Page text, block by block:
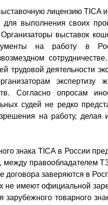
лицензию TICA
выполнения своих
Организаторы выставок
на работу в
трудовой деятельности
Согласно опросам
судей не редко
на работу,
знака TICA в России
правообладателем
договора заверяются в
не имеют официальной
товарного